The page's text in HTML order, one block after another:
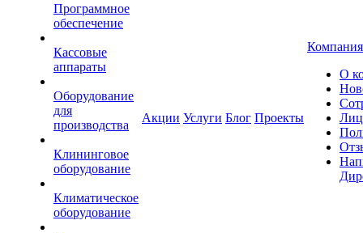
Программное
обеспечение
Кассовые
аппараты
Оборудование
для
производства
Клининговое
оборудование
Климатическое
оборудование
Акции Услуги Блог Проекты
Компания
О